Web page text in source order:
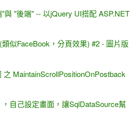
與 "後端" -- 以jQuery UI搭配 ASP.NET
似FaceBook，分頁效果) #2 - 圖片版
MaintainScrollPositionOnPostback
自己設定畫面，讓SqlDataSource幫